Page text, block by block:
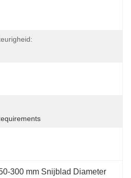
300 mm Snijblad Diameter